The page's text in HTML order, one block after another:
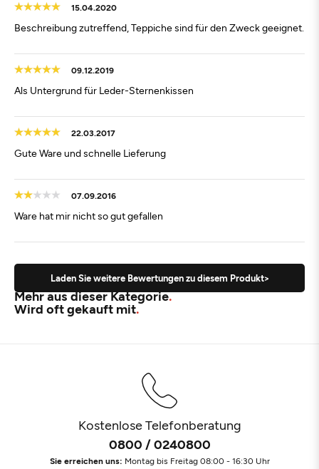
15.04.2020
Beschreibung zutreffend, Teppiche sind für den Zweck geeignet.
09.12.2019
Als Untergrund für Leder-Sternenkissen
22.03.2017
Gute Ware und schnelle Lieferung
07.09.2016
Ware hat mir nicht so gut gefallen
Laden Sie weitere Bewertungen zu diesem Produkt>
Mehr aus dieser Kategorie
Wird oft gekauft mit
Kostenlose Telefonberatung
0800 / 0240800
Sie erreichen uns: Montag bis Freitag 08:00 - 16:30 Uhr